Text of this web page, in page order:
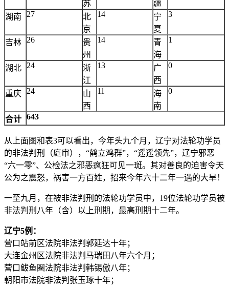
苏
疆
湖南 27
北
京
14
宁
夏
3
吉林 26
贵
州
14
青
海
1
湖北 24
浙
江
13
广
西
0
重庆 24
山
西
11
海
南
0
合计 643
从上面图和表3可以看出，今年头九个月，辽宁对法轮功学员
的非法判刑（庭审），“鹤立鸡群”，“遥遥领先”，辽宁邪恶
“六一零”、公检法之邪恶疯狂可见一斑。其对善良的迫害令天
公为之震怒，祸害一方百姓，招来今年六十二年一遇的大旱！
一至九月，在被非法判刑的法轮功学员中，19位法轮功学员被
非法判刑八年（含）以上刑期，最高刑期十二年。
辽宁5例：
营口站前区法院非法判郭延达十年；
大连金州区法院非法判马瑞田八年六个月；
营口鲅鱼圈法院非法判韩锡傲八年；
朝阳市法院非法判张玉琢十年；